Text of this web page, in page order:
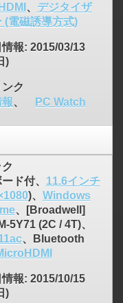
、 デジタイザ
(電磁誘導方式)
報: 2015/03/13
)
ク
、 PC Watch
ド付、 11.6インチ
)、 Windows
、[Broadwell]
5Y71 (2C / 4T)、
、Bluetooth
報: 2015/10/15
)